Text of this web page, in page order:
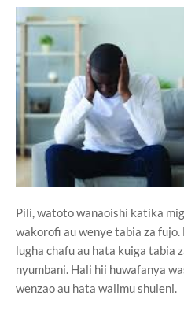
Pili, watoto wanaoishi katika
wakorofi au wenye tabia za
lugha chafu au hata kuiga tabia
nyumbani. Hali hii huwafanya
wenzao au hata walimu shuleni.